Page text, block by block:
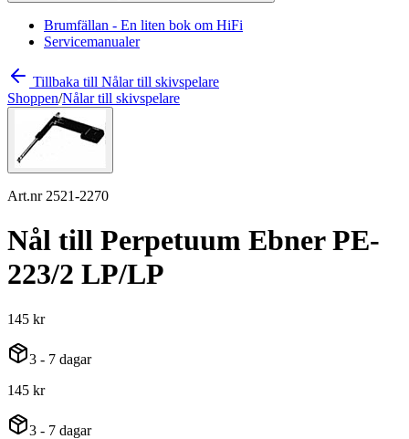
Brumfällan - En liten bok om HiFi
Servicemanualer
Tillbaka till Nålar till skivspelare
Shoppen/Nålar till skivspelare
Art.nr 2521-2270
Nål till Perpetuum Ebner PE-
223/2 LP/LP
145 kr
3 - 7 dagar
145 kr
3 - 7 dagar